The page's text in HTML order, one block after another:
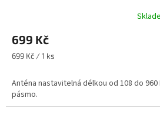
699 Kč
Měrná
699 Kč / 1 ks
Anténa nastavitelná délkou od 108 do
pásmo.